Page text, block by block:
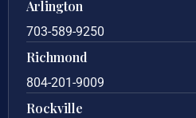
Arlington
703-589-9250
Richmond
804-201-9009
Rockville